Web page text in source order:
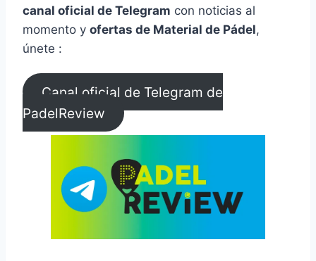
canal oficial de Telegram con noticias al
momento y ofertas de Material de Pádel,
únete :
Canal oficial de Telegram de
PadelReview